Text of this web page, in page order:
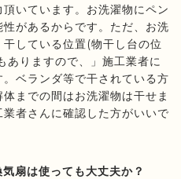
いています。お洗濯物にペン
があるからです。ただ、お洗
している位置(物干し台の位
ありますので、」施工業者に
ベランダ等で干されている方
までの間はお洗濯物は干せま
者さんに確認した方がいいで
扇は使っても大丈夫か？